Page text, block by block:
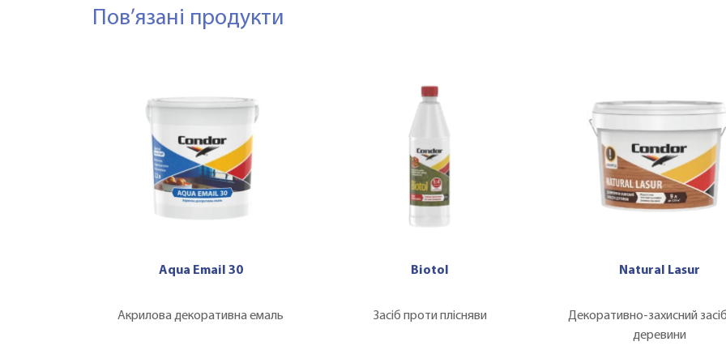
Пов’язані продукти
Aqua Email 30
Акрилова декоративна емаль
Biotol
Засіб проти плісняви
Natural Lasur
Декоративно-захисний
деревини